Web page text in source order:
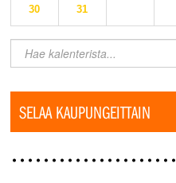
30 31
SELAA KAUPUNGEITTAIN